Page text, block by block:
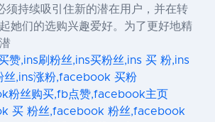
须持续吸引住新的潜在用户，并在转
她们的选购兴趣爱好。为了更好地精
赞,ins刷粉丝,ins买粉丝,ins 买 粉,ins
丝,ins涨粉,facebook 买粉
粉丝购买,fb点赞,facebook主页
买 粉丝,facebook 粉丝,facebook